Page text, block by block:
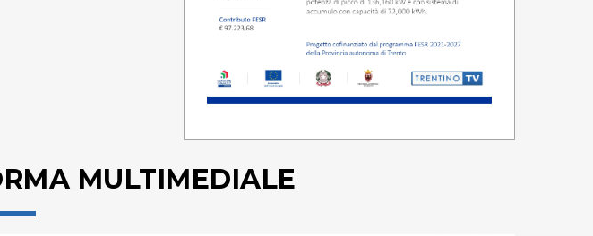
MULTIMEDIALE